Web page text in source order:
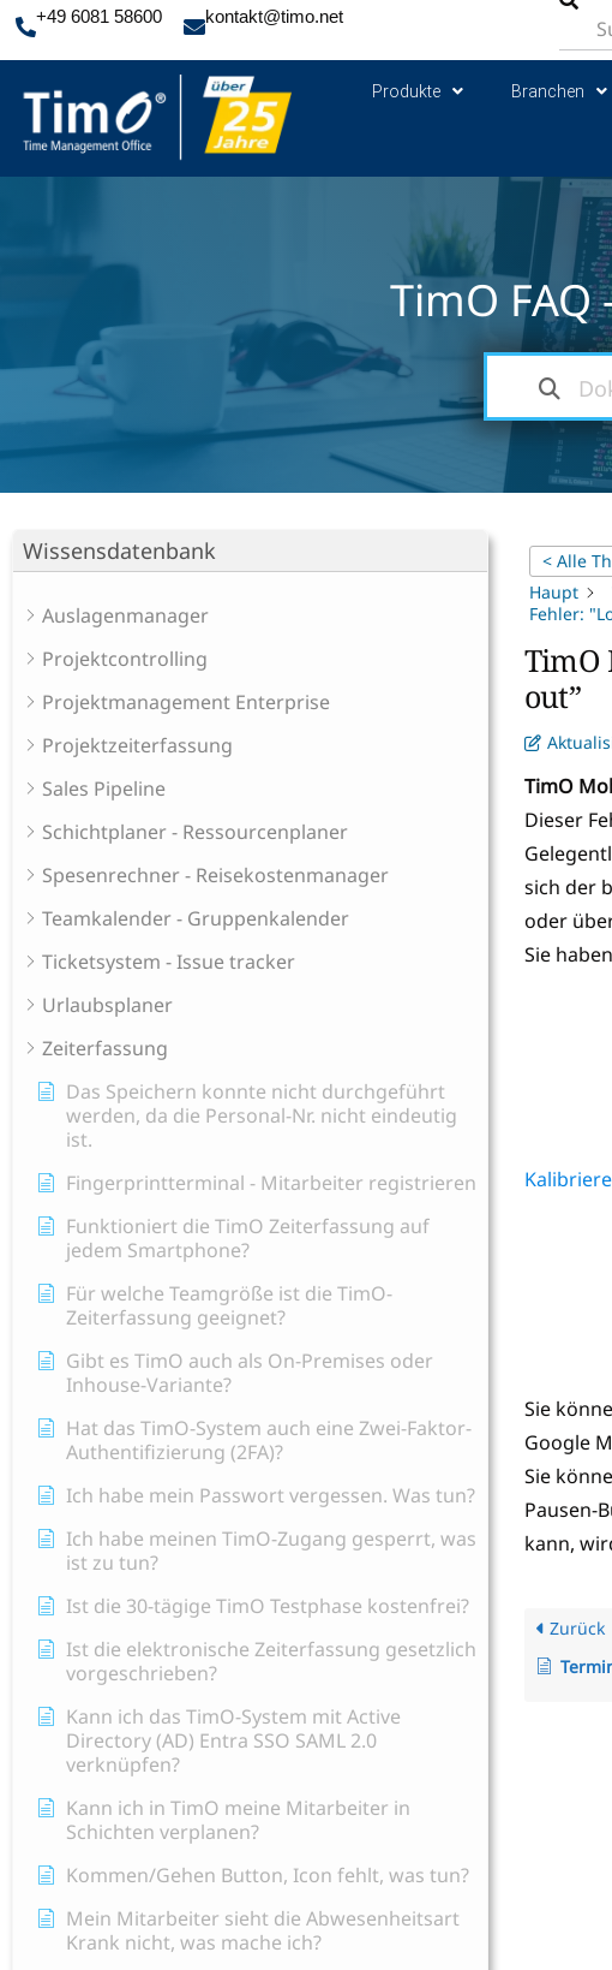
+49 6081 58600 kontakt@timo.net
Produkte Branchen
TimO
Wissensdatenbank
Auslagenmanager
Projektcontrolling
Projektmanagement Enterprise
Projektzeiterfassung
Sales Pipeline
Schichtplaner - Ressourcenplaner
Spesenrechner - Reisekostenmanager
Teamkalender - Gruppenkalender
Ticketsystem - Issue tracker
Urlaubsplaner
Zeiterfassung
Das Speichern konnte nicht durchgeführt
werden, da die Personal-Nr. nicht eindeutig
ist.
Fingerprintterminal - Mitarbeiter registrieren
Funktioniert die TimO Zeiterfassung auf
jedem Smartphone?
Für welche Teamgröße ist die TimO-
Zeiterfassung geeignet?
Gibt es TimO auch als On-Premises oder
Inhouse-Variante?
Hat das TimO-System auch eine Zwei-Faktor-
Authentifizierung (2FA)?
Ich habe mein Passwort vergessen. Was tun?
Ich habe meinen TimO-Zugang gesperrt, was
ist zu tun?
Ist die 30-tägige TimO Testphase kostenfrei?
Ist die elektronische Zeiterfassung gesetzlich
vorgeschrieben?
Kann ich das TimO-System mit Active
Directory (AD) Entra SSO SAML 2.0
verknüpfen?
Kann ich in TimO meine Mitarbeiter in
Schichten verplanen?
Kommen/Gehen Button, Icon fehlt, was tun?
Mein Mitarbeiter sieht die Abwesenheitsart
Krank nicht, was mache ich?
< Alle
Haupt
Fehler:
TimO
out”
TimO
Dieser
sich der
oder
Sie
Sie
Google
Sie
Pausen-
kann,
Zurück